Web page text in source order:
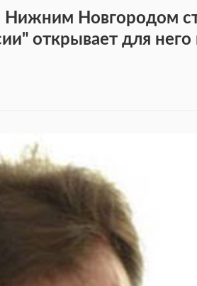
Новгородом
открывает для него